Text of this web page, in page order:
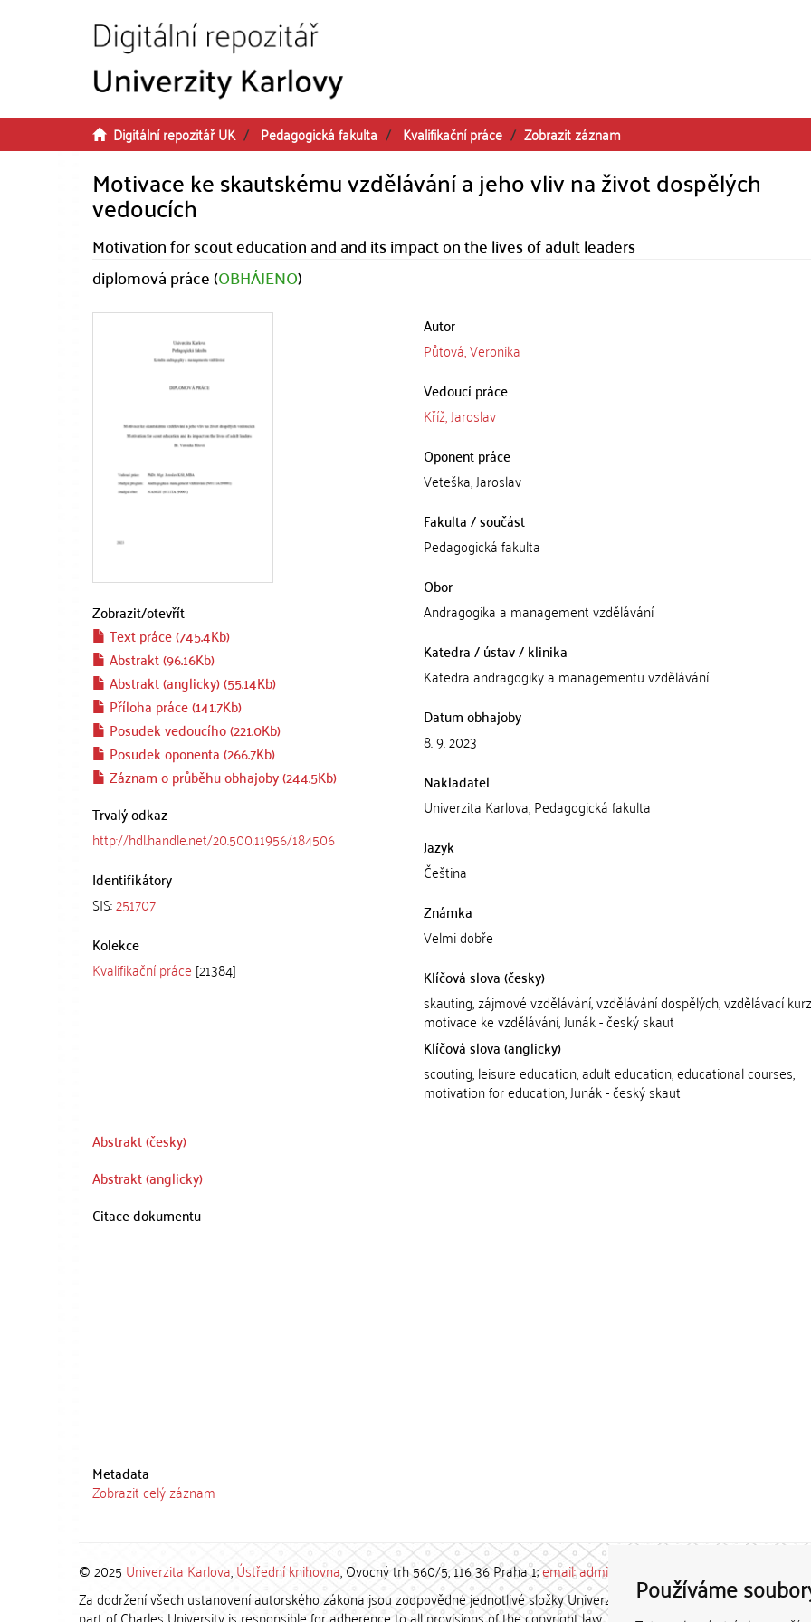
Používáme
Digitální repozitář UK Pedagogická fakulta Kvalifikační práce Zobrazit záznam
Motivace ke skautskému vzdělávání a jeho vliv na život dospělých
vedoucích
Motivation for scout education and and its impact on the lives of adult leaders
diplomová práce (OBHÁJENO)
Zobrazit/otevřít
Text práce (745.4Kb)
Abstrakt (96.16Kb)
Abstrakt (anglicky) (55.14Kb)
Příloha práce (141.7Kb)
Posudek vedoucího (221.0Kb)
Posudek oponenta (266.7Kb)
Záznam o průběhu obhajoby (244.5Kb)
Trvalý odkaz
http://hdl.handle.net/20.500.11956/184506
Identifikátory
SIS:251707
Kolekce
Kvalifikační práce [21384]
Autor
Půtová, Veronika
Vedoucí práce
Kříž, Jaroslav
Oponent práce
Veteška, Jaroslav
Fakulta / součást
Pedagogická fakulta
Obor
Andragogika a management vzdělávání
Katedra / ústav / klinika
Katedra andragogiky a managementu vzdělávání
Datum obhajoby
8. 9. 2023
Nakladatel
Univerzita Karlova, Pedagogická fakulta
Jazyk
Čeština
Známka
Velmi dobře
Klíčová slova (česky)
skauting, zájmové vzdělávání, vzdělávání dospělých, vzdělávací
motivace ke vzdělávání, Junák - český skaut
Klíčová slova (anglicky)
scouting, leisure education, adult education, educational courses,
motivation for education, Junák - český skaut
Abstrakt (česky)
Abstrakt (anglicky)
Citace dokumentu
Metadata
Zobrazit celý záznam
© 2025 Univerzita Karlova,Ústřední knihovna, Ovocný trh 560/5, 116 36 Praha 1;email: admin-repozitar [at] cuni.cz
Za dodržení všech ustanovení autorského zákona jsou zodpovědné jednotlivé složky Univerzity Karlovy. / Each constituent